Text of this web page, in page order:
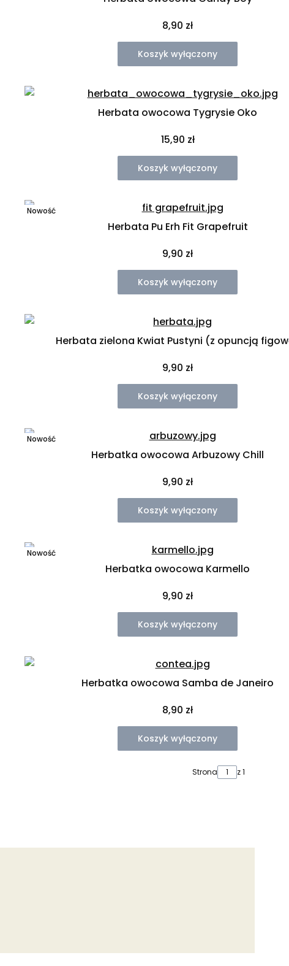
Cena
8,90 zł
Koszyk wyłączony
Herbata owocowa Tygrysie Oko
Cena
15,90 zł
Koszyk wyłączony
Nowość
Herbata Pu Erh Fit Grapefruit
Cena
9,90 zł
Koszyk wyłączony
Herbata zielona Kwiat Pustyni (z opuncją
Cena
9,90 zł
Koszyk wyłączony
Nowość
Herbatka owocowa Arbuzowy Chill
Cena
9,90 zł
Koszyk wyłączony
Nowość
Herbatka owocowa Karmello
Cena
9,90 zł
Koszyk wyłączony
Herbatka owocowa Samba de Janeiro
Cena
8,90 zł
Koszyk wyłączony
Strona z 1